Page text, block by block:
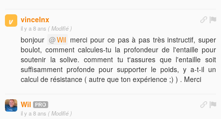
vincelnx
il y a 8 ans ( Modifié )
bonjour Wil merci pour ce pas à pas très instructif, super
boulot, comment calcules-tu la profondeur de l'entaille pour
soutenir la solive. comment tu t'assures que l'entaille soit
suffisamment profonde pour supporter le poids, y a-t-il un
calcul de résistance ( autre que ton expérience ;) ) . Merci
Wil
il y a 8 ans ( Modifié )